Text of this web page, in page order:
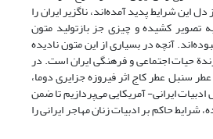
این شرایط پدید آمده‌اند، ناگزیر ایران را
تصویر کشیده و چیزی جز بازتولید متون
آنچه در بسیاری از این متون نادیده
حیات اجتماعی و فرهنگی ایران است. در
سنبل عطر کاج اثر فیروزه جزایری دوما،
ایرانی- آمریکایی می‌پردازیم تا ضمن
حاکم بر ادبیات زنان مهاجر ایرانی را